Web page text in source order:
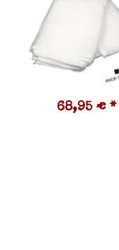
68,95 € *